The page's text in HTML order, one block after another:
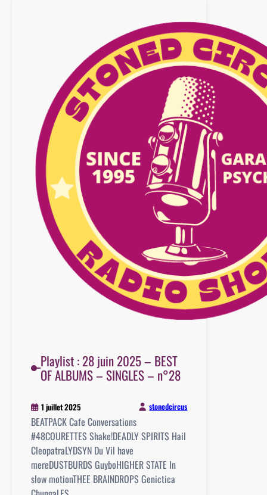
2025
n°30
Playlist : 28 juin 2025 – BEST
OF ALBUMS – SINGLES – n°28
1 juillet 2025 stonedcircus
BEATPACK Cafe Conversations
#48COURETTES Shake!DEADLY SPIRITS Hail
CleopatraLYDSYN Du Vil have
mereDUSTBURDS GuyboHIGHER STATE In
slow motionTHEE BRAINDROPS Genictica